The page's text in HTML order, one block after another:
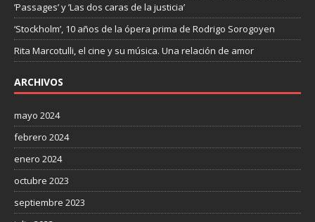
’Passages’ y ’Las dos caras de la justicia’
‘Stockholm’, 10 años de la ópera prima de Rodrigo Sorogoyen
Rita Marcotulli, el cine y su música. Una relación de amor
ARCHIVOS
mayo 2024
febrero 2024
enero 2024
octubre 2023
septiembre 2023